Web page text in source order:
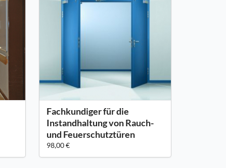
Fachkundiger für die
Instandhaltung von Rauch-
und Feuerschutztüren
98,00 €